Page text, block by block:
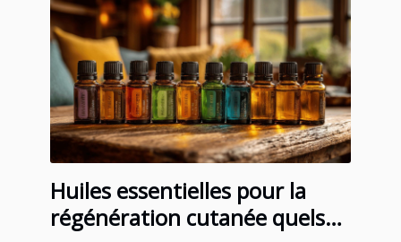
Huiles essentielles pour la
régénération cutanée quels